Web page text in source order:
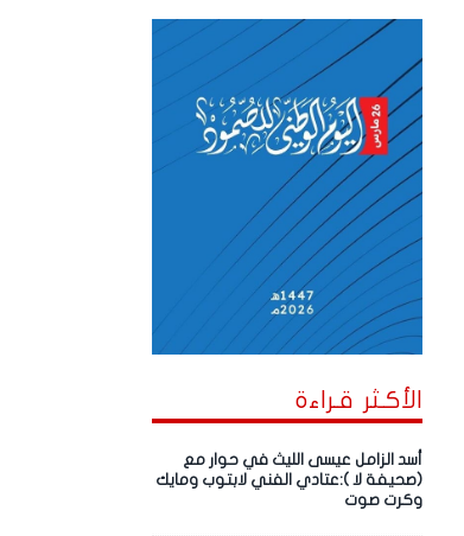
الأكـثر قـراءة
أسد الزامل عيسى الليث في حوار مع
(صحيفة لا ):عتادي الفني لابتوب ومايك
وكرت صوت